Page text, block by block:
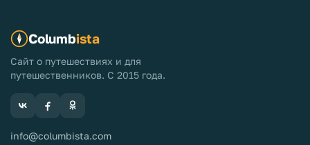
Columbista
Сайт о путешествиях и для
путешественников. С 2015 года.
info@columbista.com